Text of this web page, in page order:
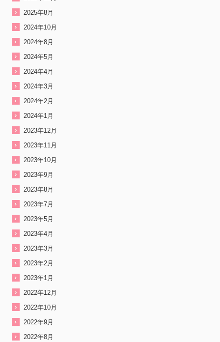
2025年8月
2024年10月
2024年8月
2024年5月
2024年4月
2024年3月
2024年2月
2024年1月
2023年12月
2023年11月
2023年10月
2023年9月
2023年8月
2023年7月
2023年5月
2023年4月
2023年3月
2023年2月
2023年1月
2022年12月
2022年10月
2022年9月
2022年8月